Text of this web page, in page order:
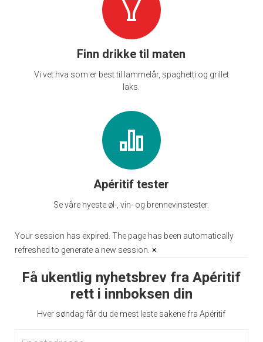
Finn drikke til maten
Vi vet hva som er best til lammelår, spaghetti og grillet
laks.
Apéritif tester
Se våre nyeste øl-, vin- og brennevinstester.
Your session has expired. The page has been automatically
refreshed to generate a new session. ×
Få ukentlig nyhetsbrev fra Apéritif
rett i innboksen din
Hver søndag får du de mest leste sakene fra Apéritif